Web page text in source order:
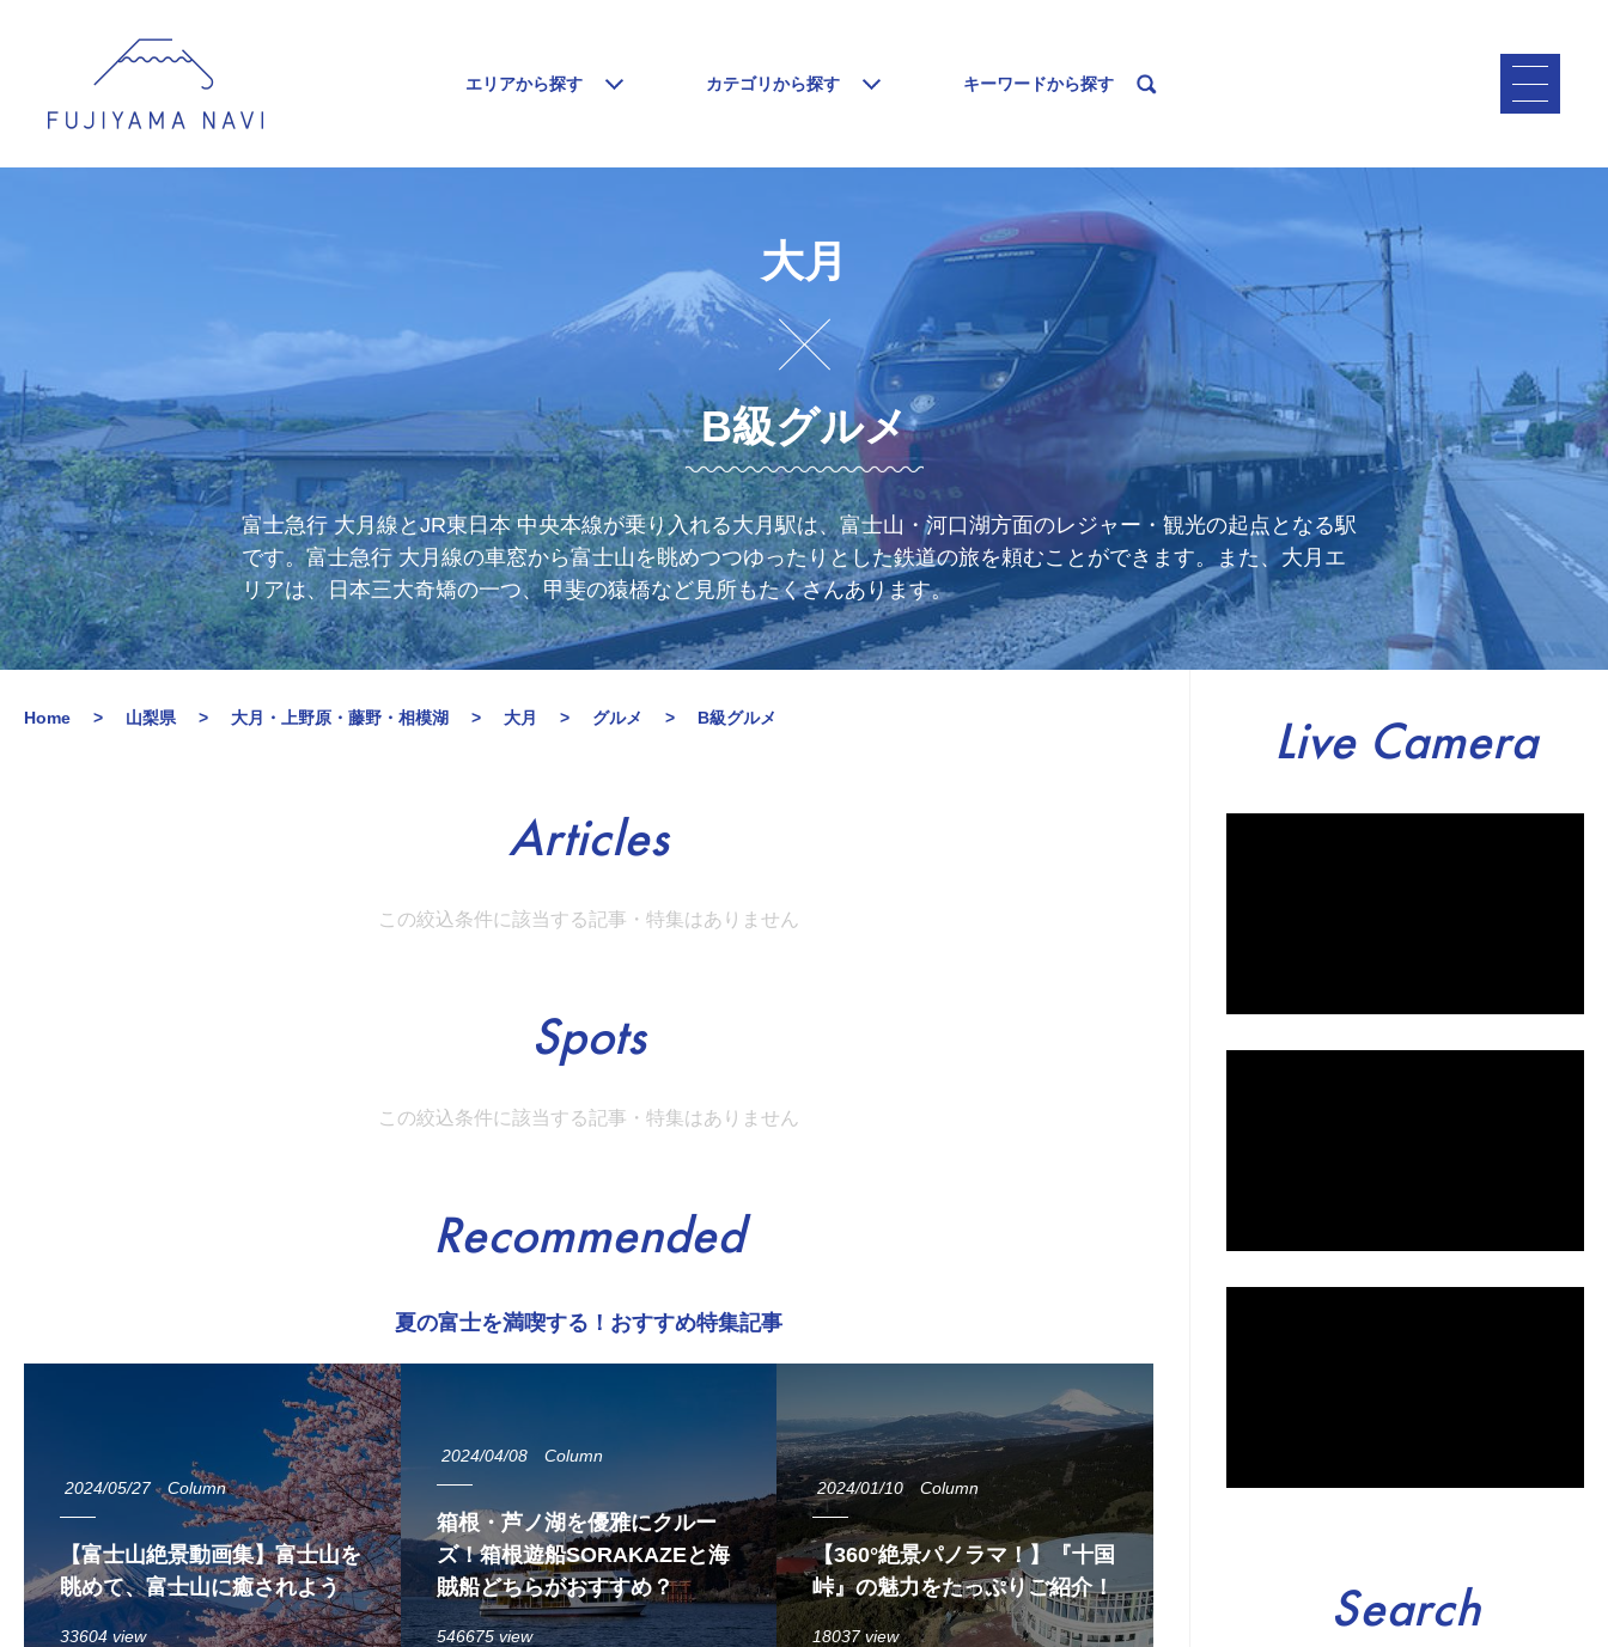
エリアから探す カテゴリから探す キーワードから探す
大月
B級グルメ
富士急行 大月線とJR東日本 中央本線が乗り入れる大月駅は、富士山・河口湖方面のレジャー・観光の起点となる駅
です。富士急行 大月線の車窓から富士山を眺めつつゆったりとした鉄道の旅を頼むことができます。また、大月エ
リアは、日本三大奇矯の一つ、甲斐の猿橋など見所もたくさんあります。
Home 山梨県 大月・上野原・藤野・相模湖 大月 グルメ B級グルメ
Articles
この絞込条件に該当する記事・特集はありません
Spots
この絞込条件に該当する記事・特集はありません
Recommended
夏の富士を満喫する！おすすめ特集記事
2024/05/27 Column
【富士山絶景動画集】富士山を
眺めて、富士山に癒されよう
33604 view
2024/04/08 Column
箱根・芦ノ湖を優雅にクルー
ズ！箱根遊船SORAKAZEと海
賊船どちらがおすすめ？
546675 view
2024/01/10 Column
【360°絶景パノラマ！】『十国
峠』の魅力をたっぷりご紹介！
18037 view
Live Camera
Search